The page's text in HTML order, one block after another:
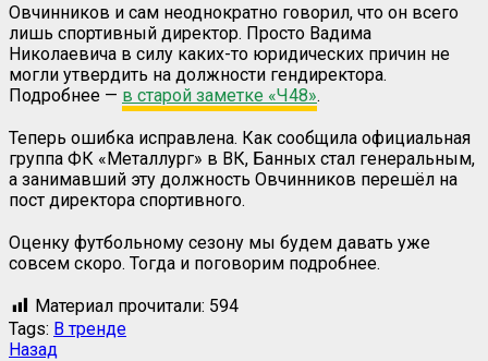
Овчинников и сам неоднократно говорил, что он всего
лишь спортивный директор. Просто Вадима
Николаевича в силу каких-то юридических причин не
могли утвердить на должности гендиректора.
Подробнее — в старой заметке «Ч48».
Теперь ошибка исправлена. Как сообщила официальная
группа ФК «Металлург» в ВК, Банных стал генеральным,
а занимавший эту должность Овчинников перешёл на
пост директора спортивного.
Оценку футбольному сезону мы будем давать уже
совсем скоро. Тогда и поговорим подробнее.
Материал прочитали: 594
Tags: В тренде
Назад